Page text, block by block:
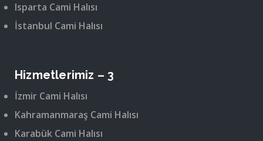
Isparta Cami Halısı
İstanbul Cami Halısı
Hizmetlerimiz – 3
İzmir Cami Halısı
Kahramanmaraş Cami Halısı
Karabük Cami Halısı